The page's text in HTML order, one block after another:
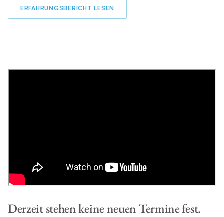
ERFAHRUNGSBERICHT LESEN
Derzeit stehen keine neuen Termine fest.